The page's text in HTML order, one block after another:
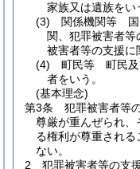
家族又は遺族をい
(3)
関係機関等 国
関、犯罪被害者
被害者等の支援に
(4)
町民等 町民及
者をいう。
(基本理念)
第3条
犯罪被害者等
尊厳が重んぜられ
る権利が尊重され
ない。
2
犯罪被害者等の支